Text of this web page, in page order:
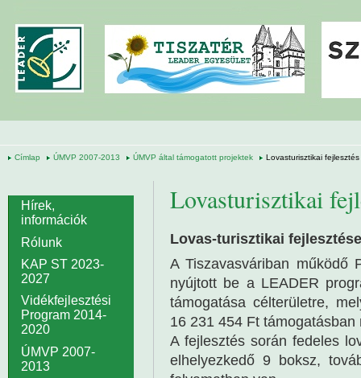
Címlap ÚMVP 2007-2013 ÚMVP által támogatott projektek Lovasturisztikai
Lovasturisztikai
Lovas-turisztikai
A Tiszavasváriban működő
nyújtott be a LEADER
támogatása célterületre,
16 231 454 Ft támogatásban
A fejlesztés során fedeles
elhelyezkedő 9 boksz,
Hírek,
információk
Rólunk
KAP ST 2023-
2027
Vidékfejlesztési
Program 2014-
2020
ÚMVP 2007-
2013